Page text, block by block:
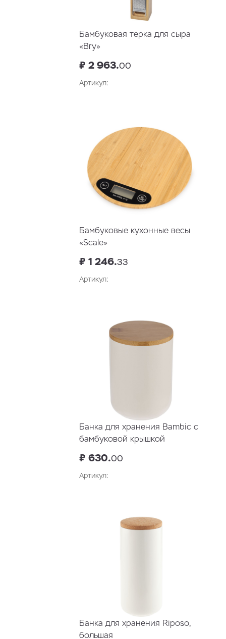
Бамбуковая терка для сыра
«Bry»
₽ 2 963.00
Артикул:
Бамбуковые кухонные весы
«Scale»
₽ 1 246.33
Артикул:
Банка для хранения Bambic с
бамбуковой крышкой
₽ 630.00
Артикул:
Банка для хранения Riposo,
большая